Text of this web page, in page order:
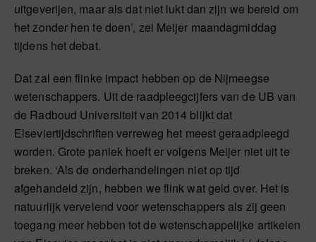
uitgeverijen, maar als dat niet lukt dan zijn we bereid om
het zonder hen te doen’, zei Meijer maandagmiddag
tijdens het debat.
Dat zal een flinke impact hebben op de Nijmeegse
wetenschappers. Uit de raadpleegcijfers van de UB van
de Radboud Universiteit van 2014 blijkt dat
Elseviertijdschriften verreweg het meest geraadpleegd
worden. Grote paniek hoeft er volgens Meijer niet uit te
breken. ‘Als de onderhandelingen niet op tijd
afgehandeld zijn, hebben we flink wat geld over. Het is
natuurlijk vervelend voor wetenschappers als zij geen
toegang meer hebben tot de wetenschappelijke artikelen